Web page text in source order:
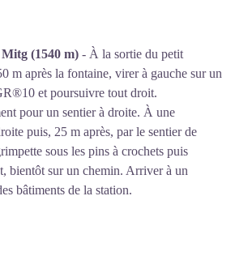
(1540 m) - À la sortie du petit
m après la fontaine, virer à gauche sur un
et poursuivre tout droit.
pour un sentier à droite. À une
puis, 25 m après, par le sentier de
sous les pins à crochets puis
bientôt sur un chemin. Arriver à un
bâtiments de la station.